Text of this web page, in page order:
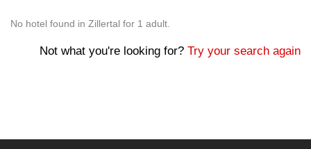
No hotel found in Zillertal for 1 adult.
Not what you're looking for? Try your search again